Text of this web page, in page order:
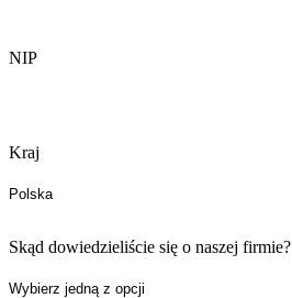
NIP
Kraj
Skąd dowiedzieliście się o naszej firmie?